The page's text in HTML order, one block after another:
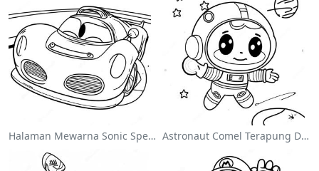
Halaman Mewarna Sonic Speedster Astronaut Comel Terapung Di Angkasa Halaman Mewarna